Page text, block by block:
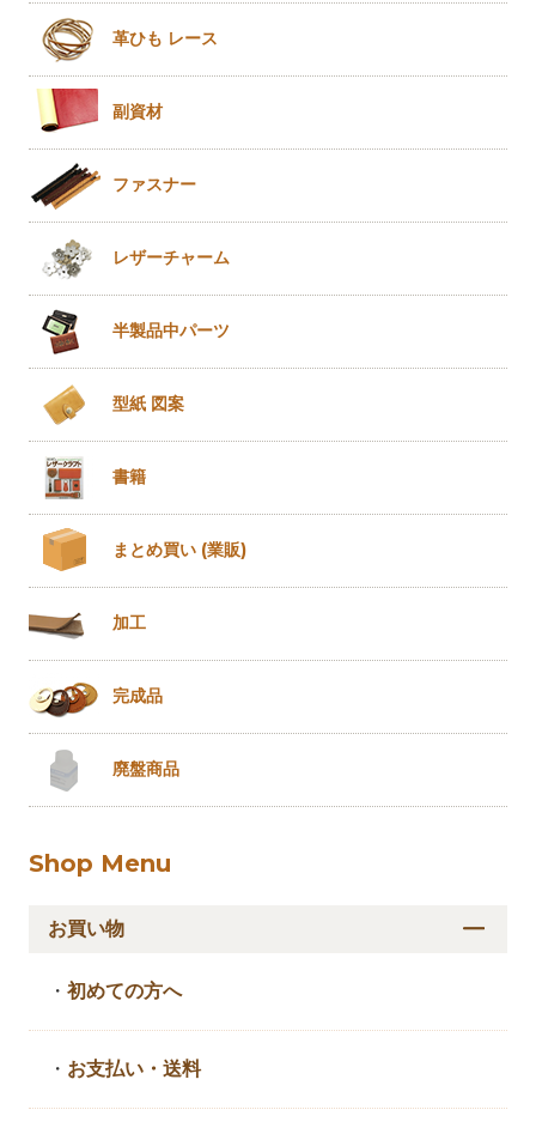
革ひも レース
副資材
ファスナー
レザーチャーム
半製品中パーツ
型紙 図案
書籍
まとめ買い (業販)
加工
完成品
廃盤商品
Shop Menu
お買い物
・初めての方へ
・ お支払い・送料